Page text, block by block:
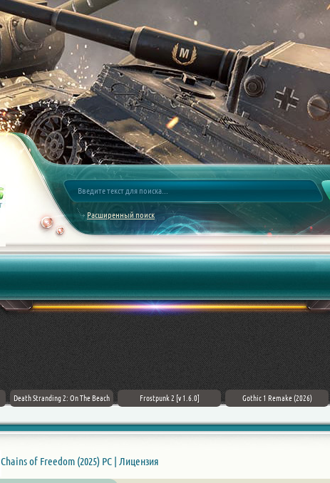
Расширенный поиск
Death Stranding 2: On The Beach Frostpunk 2 [v 1.6.0] Gothic 1 Remake (2026)
Chains of Freedom (2025) PC | Лицензия